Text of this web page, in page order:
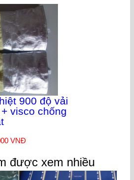
900 độ vải
visco chống
VNĐ
được xem nhiều